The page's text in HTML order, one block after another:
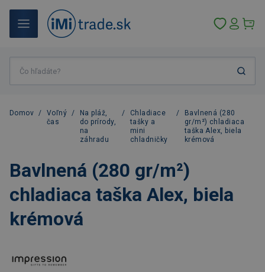
Domov /
Voľný
čas
/
Na pláž,
do prírody,
na
záhradu
/
Chladiace
tašky a
mini
chladničky
/
Bavlnená (280
gr/m²) chladiaca
taška Alex, biela
krémová
Bavlnená (280 gr/m²)
chladiaca taška Alex, biela
krémová